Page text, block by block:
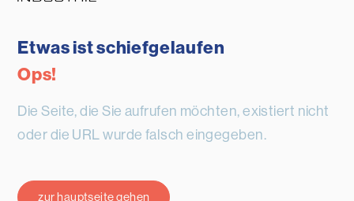
Etwas ist schiefgelaufen
Ops!
Die Seite, die Sie aufrufen möchten, existiert nicht
oder die URL wurde falsch eingegeben.
zur hauptseite gehen